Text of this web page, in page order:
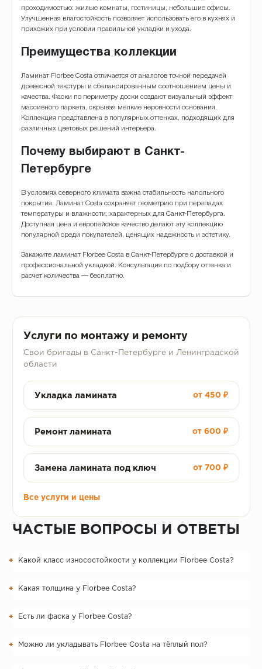
проходимостью: жилые комнаты, гостиницы, небольшие офисы.
Улучшенная влагостойкость позволяет использовать его в кухнях и
прихожих при условии правильной укладки и ухода.
Преимущества коллекции
Ламинат Florbee Costa отличается от аналогов точной передачей
древесной текстуры и сбалансированным соотношением цены и
качества. Фаски по периметру доски создают визуальный эффект
массивного паркета, скрывая мелкие неровности основания.
Коллекция представлена в популярных оттенках, подходящих для
различных цветовых решений интерьера.
Почему выбирают в Санкт-
Петербурге
В условиях северного климата важна стабильность напольного
покрытия. Ламинат Costa сохраняет геометрию при перепадах
температуры и влажности, характерных для Санкт-Петербурга.
Доступная цена и европейское качество делают эту коллекцию
популярной среди покупателей, ценящих надежность и эстетику.
Закажите ламинат Florbee Costa в Санкт-Петербурге с доставкой и
профессиональной укладкой. Консультация по подбору оттенка и
расчет количества — бесплатно.
Услуги по монтажу и ремонту
Свои бригады в Санкт-Петербурге и Ленинградской
области
Укладка ламината от 450 ₽
Ремонт ламината от 600 ₽
Замена ламината под ключ от 700 ₽
Все услуги и цены
ЧАСТЫЕ ВОПРОСЫ И ОТВЕТЫ
Какой класс износостойкости у коллекции Florbee Costa?
Какая толщина у Florbee Costa?
Есть ли фаска у Florbee Costa?
Можно ли укладывать Florbee Costa на тёплый пол?